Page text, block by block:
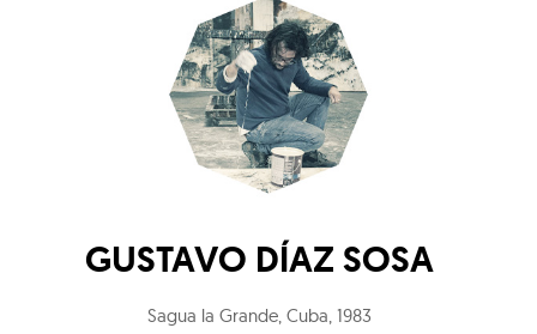
GUSTAVO DÍAZ SOSA
Sagua la Grande, Cuba, 1983